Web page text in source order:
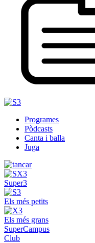
Programes
Pòdcasts
Canta i balla
Juga
Super3
Els més petits
Els més grans
SuperCampus
Club